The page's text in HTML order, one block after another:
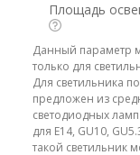
Площадь
Данный параметр
только для
Для светильника
предложен из
светодиодных
для E14, GU10,
такой светильник